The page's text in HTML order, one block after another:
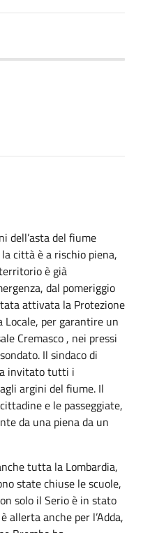
dell’asta del fiume
città è a rischio piena,
è già
dal pomeriggio
attivata la Protezione
per garantire un
Cremasco , nei pressi
Il sindaco di
invitato tutti i
argini del fiume. Il
e le passeggiate,
da una piena da un
tutta la Lombardia,
state chiuse le scuole,
solo il Serio è in stato
allerta anche per l’Adda,